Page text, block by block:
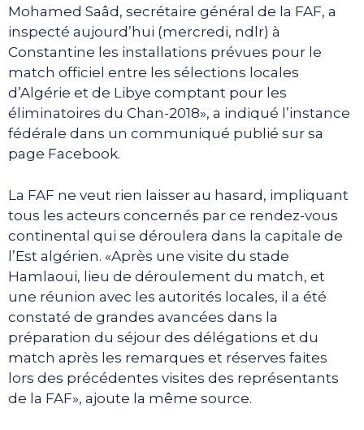
Mohamed Saâd, secrétaire général de la FAF, a
inspecté aujourd’hui (mercredi, ndlr) à
Constantine les installations prévues pour le
match officiel entre les sélections locales
d’Algérie et de Libye comptant pour les
éliminatoires du Chan-2018», a indiqué l’instance
fédérale dans un communiqué publié sur sa
page Facebook.
La FAF ne veut rien laisser au hasard, impliquant
tous les acteurs concernés par ce rendez-vous
continental qui se déroulera dans la capitale de
l’Est algérien. «Après une visite du stade
Hamlaoui, lieu de déroulement du match, et
une réunion avec les autorités locales, il a été
constaté de grandes avancées dans la
préparation du séjour des délégations et du
match après les remarques et réserves faites
lors des précédentes visites des représentants
de la FAF», ajoute la même source.